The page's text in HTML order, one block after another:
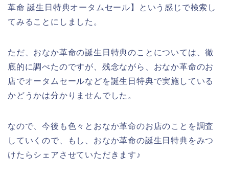
革命 誕生日特典オータムセール】という感じで検索し
てみることにしました。
ただ、おなか革命の誕生日特典のことについては、徹
底的に調べたのですが、残念ながら、おなか革命のお
店でオータムセールなどを誕生日特典で実施している
かどうかは分かりませんでした。
なので、今後も色々とおなか革命のお店のことを調査
していくので、もし、おなか革命の誕生日特典をみつ
けたらシェアさせていただきます♪